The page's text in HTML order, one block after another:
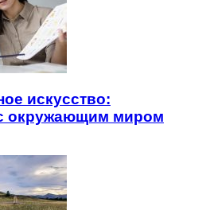
искусство:
окружающим миром